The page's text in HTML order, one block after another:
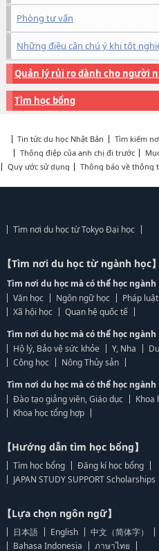
Phòng tư vấn
Những điều cần chú ý khi tốt
Quản lý rủi ro dành cho người
Tìm học bổng
Tin tức du học Nhật Bản Tìm kiếm
Thông điệp của anh chị đi trước
Quy ước sử dụng
Thông báo về thông
Tìm nơi du học từ Tokyo Đại học
【Tìm nơi du học từ ngành học】
Tìm nơi du học mà có thể học ngành
Văn học
Ngôn ngữ học Pháp luật
Xã hội học
Quan hệ quốc tế
Tìm nơi du học mà có thể học
Hộ lý, Bảo vệ sức khỏe
Y, Nha
Công học
Nông Thủy sản
Tìm nơi du học mà có thể học
Đào tạo giảng viên, Giáo dục
Khoa
Khoa học tổng hợp
【Hướng dẫn tìm học bổng】
Tìm học bổng
Đăng kí học bổng
JAPAN STUDY SUPPORT Scholarships
【Lựa chọn ngôn ngữ】
日本語 English 中文（简体字）
Bahasa Indonesia
ภาษาไทย